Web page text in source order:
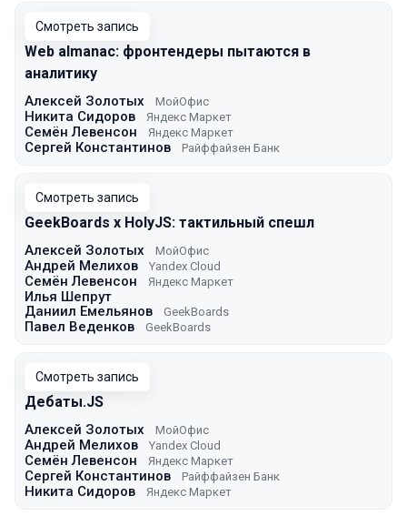
Смотреть запись
Web almanac: фронтендеры пытаются в
аналитику
Алексей Золотых МойОфис
Никита Сидоров Яндекс Маркет
Семён Левенсон Яндекс Маркет
Сергей Константинов Райффайзен Банк
Смотреть запись
GeekBoards x HolyJS: тактильный спешл
Алексей Золотых МойОфис
Андрей Мелихов Yandex Cloud
Семён Левенсон Яндекс Маркет
Илья Шепрут
Даниил Емельянов
GeekBoards
Павел Веденков GeekBoards
Смотреть запись
Дебаты.JS
Алексей Золотых МойОфис
Андрей Мелихов Yandex Cloud
Семён Левенсон Яндекс Маркет
Сергей Константинов Райффайзен Банк
Никита Сидоров Яндекс Маркет